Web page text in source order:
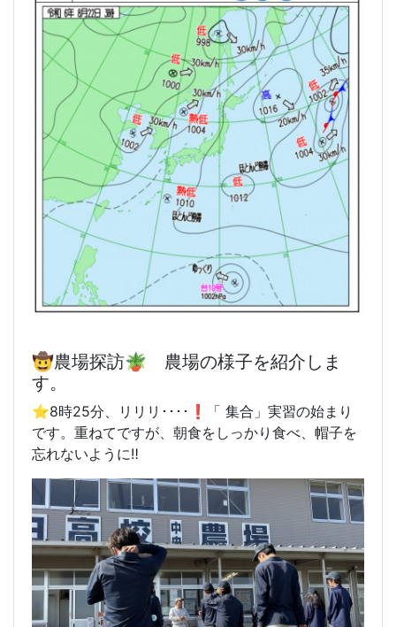
🤠農場探訪🪴 農場の様子を紹介しま
す。
⭐️8時25分、リリリ････❗️「 集合」実習の始まり
です。重ねてですが、朝食をしっかり食べ、帽子を
忘れないように‼️